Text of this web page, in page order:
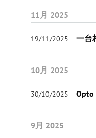
11月 2025
19/11/2025 一台
10月 2025
30/10/2025 Opto
9月 2025